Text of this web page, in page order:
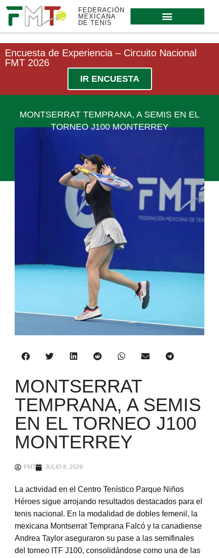
FEDERACIÓN
MEXICANA
DE TENIS
Encuesta de Experiencia – Circuito Nacional
FMT 2026
IR ENCUESTA
MONTSERRAT TEMPRANA, A SEMIS EN EL
TORNEO J100 MONTERREY
MONTSERRAT
TEMPRANA, A SEMIS
EN EL TORNEO J100
MONTERREY
FMT JULIO 8, 2026
La actividad en el Centro Tenístico Parque Niños
Héroes sigue arrojando resultados destacados para el
tenis nacional. En la modalidad de dobles femenil, la
mexicana Montserrat Temprana Falcó y la canadiense
Andrea Taylor aseguraron su pase a las semifinales
del torneo ITF J100, consolidándose como una de las